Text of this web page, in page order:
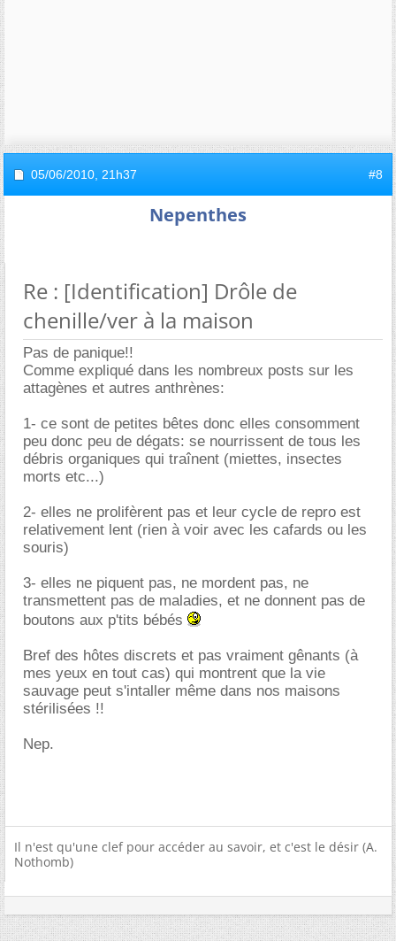
05/06/2010, 21h37 #8
Nepenthes
Re : [Identification] Drôle de
chenille/ver à la maison
Pas de panique!!
Comme expliqué dans les nombreux posts sur les
attagènes et autres anthrènes:
1- ce sont de petites bêtes donc elles consomment
peu donc peu de dégats: se nourrissent de tous les
débris organiques qui traînent (miettes, insectes
morts etc...)
2- elles ne prolifèrent pas et leur cycle de repro est
relativement lent (rien à voir avec les cafards ou les
souris)
3- elles ne piquent pas, ne mordent pas, ne
transmettent pas de maladies, et ne donnent pas de
boutons aux p'tits bébés
Bref des hôtes discrets et pas vraiment gênants (à
mes yeux en tout cas) qui montrent que la vie
sauvage peut s'intaller même dans nos maisons
stérilisées !!
Nep.
Il n'est qu'une clef pour accéder au savoir, et c'est le désir (A.
Nothomb)